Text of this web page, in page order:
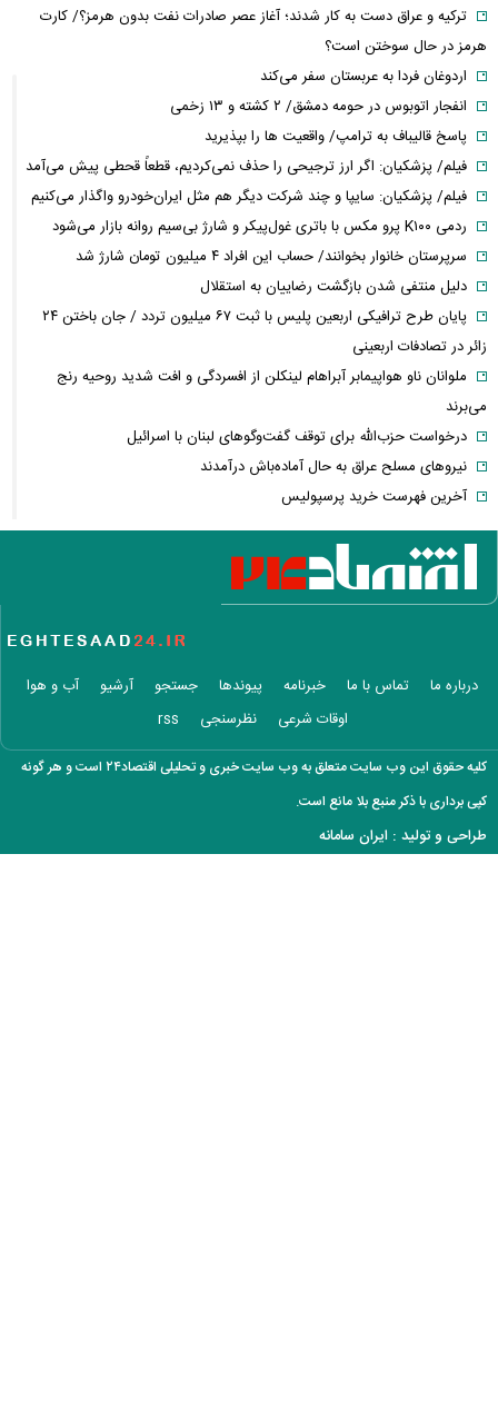
ترکیه و عراق دست به کار شدند؛ آغاز عصر صادرات نفت بدون هرمز؟/ کارت
هرمز در حال سوختن است؟
اردوغان فردا به عربستان سفر می‌کند
انفجار اتوبوس در حومه دمشق/ ۲ کشته و ۱۳ زخمی
پاسخ قالیباف به ترامپ/ واقعیت ها را بپذیرید
فیلم/ پزشکیان: اگر ارز ترجیحی را حذف نمی‌کردیم، قطعاً قحطی پیش می‌آمد
فیلم/ پزشکیان: سایپا و چند شرکت دیگر هم مثل ایران‌خودرو واگذار می‌کنیم
ردمی K۱۰۰ پرو مکس با باتری غول‌پیکر و شارژ بی‌سیم روانه بازار می‌شود
سرپرستان خانوار بخوانند/ حساب این افراد ۴ میلیون تومان شارژ شد
دلیل منتفی شدن بازگشت رضاییان به استقلال
پایان طرح ترافیکی اربعین پلیس با ثبت ۶۷ میلیون تردد / جان باختن ۲۴
زائر در تصادفات اربعینی
ملوانان ناو هواپیمابر آبراهام لینکلن از افسردگی و افت شدید روحیه رنج
می‌برند
درخواست حزب‌الله برای توقف گفت‌وگوهای لبنان با اسرائیل
نیروهای مسلح عراق به حال آماده‌باش درآمدند
آخرین فهرست خرید پرسپولیس
روزنامه جمهوری اسلامی خواستار برخورد قضایی با باقر خرازی و نیلی شد
ضرغامی: تغییر ریل عین بصیرت است، فرصت سوزی نکنیم
تکذیب اعمال ضریب ۲.۷ برای اینترنت بین‌الملل از سوی سازمان تنظیم
الحدث: به زودی بیانیه‌ای مشترک از سوی عمان و ایران درباره «ایجاد یک
گذرگاه موقت در تنگه هرمز» منتشر می‌شود
پیشنهاد ۱۳۲میلیاردی رامین رضاییان به استقلال
آلمان صدرنشین حداقل دستمزد اروپا از نظر قدرت خرید شد
عکس دیده‌نشده ظل‌السلطنه نوه ناصرالدین شاه در لباس دامادی
موشک خیبرشکن ایران چیست؟ جزئیات جدید از برد، سرعت و قابلیت‌های
درباره ما تماس با ما خبرنامه پیوندها جستجو آرشیو
آب و هوا
اوقات شرعی
نظرسنجی rss
کلیه حقوق این وب سایت متعلق به وب سایت خبری و تحلیلی اقتصاد۲۴ است و هر گونه
کپی برداری با ذکر منبع بلا مانع است.
طراحی و تولید : ایران سامانه